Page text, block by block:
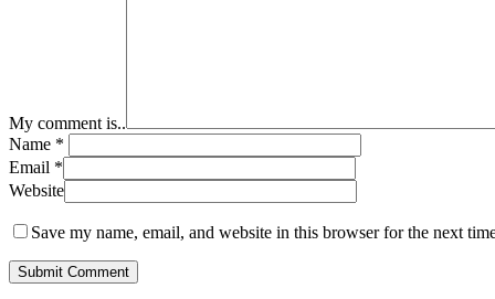
My comment is..
Name *
Email *
Website
Save my name, email, and website in this browser for the next